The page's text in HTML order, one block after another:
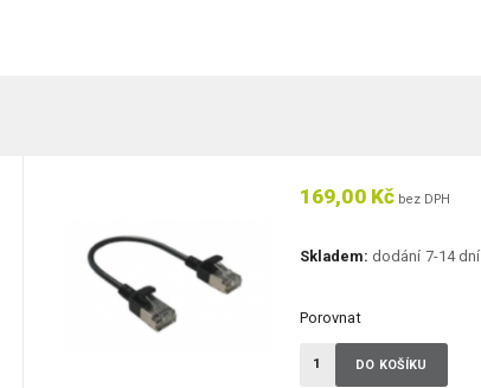
169,00 Kč bez DPH
Skladem: dodání 7-14 dní
Porovnat
DO KOŠÍKU